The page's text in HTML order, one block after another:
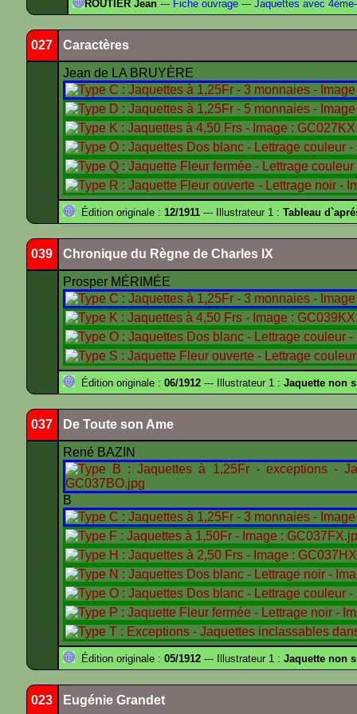
ROUTIER Jean --- Fiche ouvrage --- Jaquettes avec 4ème
027 Caractères
Jean de LA BRUYÈRE
Édition originale : 12/1911 --- Illustrateur 1 : Tableau
039 Chronique du Règne de Charles IX
Prosper MÉRIMÉE
Édition originale : 06/1912 --- Illustrateur 1 : Jaquette non
037 De Toute son Ame
René BAZIN
B
Édition originale : 05/1912 --- Illustrateur 1 : Jaquette non
023 Eugénie Grandet